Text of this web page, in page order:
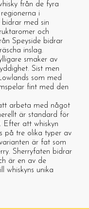
från de fyra
i
med sin
och
Speyside bidrar
inslag.
smaker av
Sist men
som med
fint med den
arbeta med något
är standard för
Efter att whiskyn
på tre olika typer av
är fat som
Sherryfaten bidrar
är en av de
whiskyns unika